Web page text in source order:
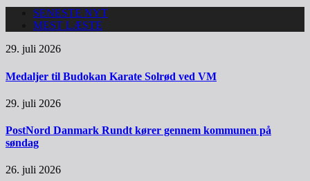
SENESTE NYT
MEST LÆSTE
29. juli 2026
Medaljer til Budokan Karate Solrød ved VM
29. juli 2026
PostNord Danmark Rundt kører gennem kommunen på
søndag
26. juli 2026